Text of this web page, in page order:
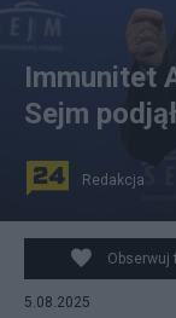
Immunitet
Sejm
Redakcja
Obserwuj
5.08.2025